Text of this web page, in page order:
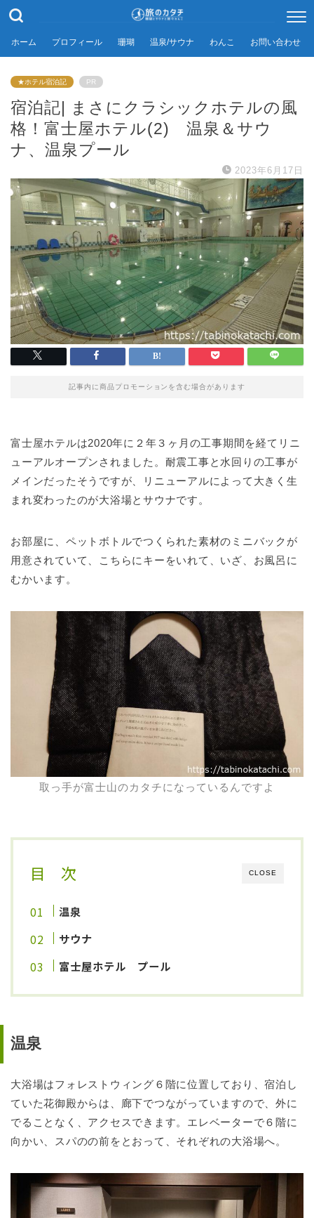
ホーム プロフィール 珊瑚 温泉/サウナ わんこ お問い合わせ
★ホテル宿泊記 PR
宿泊記| まさにクラシックホテルの風
格！富士屋ホテル(2) 温泉＆サウ
ナ、温泉プール
2023年6月17日
記事内に商品プロモーションを含む場合があります
富士屋ホテルは2020年に２年３ヶ月の工事期間を経てリニ
ューアルオープンされました。耐震工事と水回りの工事が
メインだったそうですが、リニューアルによって大きく生
まれ変わったのが大浴場とサウナです。
お部屋に、ペットボトルでつくられた素材のミニバックが
用意されていて、こちらにキーをいれて、いざ、お風呂に
むかいます。
取っ手が富士山のカタチになっているんですよ
CLOSE
目 次
温泉
サウナ
富士屋ホテル プール
温泉
大浴場はフォレストウィング６階に位置しており、宿泊し
ていた花御殿からは、廊下でつながっていますので、外に
でることなく、アクセスできます。エレベーターで６階に
向かい、スパのの前をとおって、それぞれの大浴場へ。